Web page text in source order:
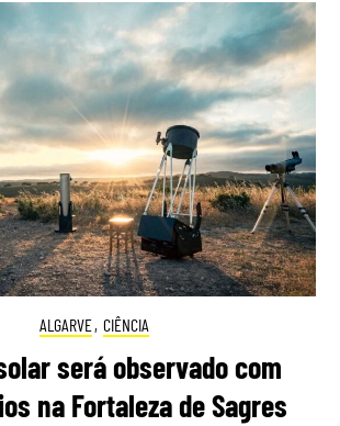
ALGARVE, CIÊNCIA
será observado com
na Fortaleza de Sagres